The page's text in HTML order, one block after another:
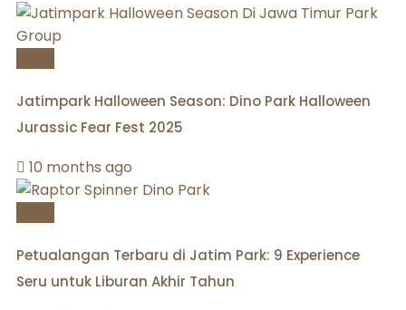
Jatimpark Halloween Season: Dino Park Halloween
Jurassic Fear Fest 2025
10 months ago
Petualangan Terbaru di Jatim Park: 9 Experience
Seru untuk Liburan Akhir Tahun